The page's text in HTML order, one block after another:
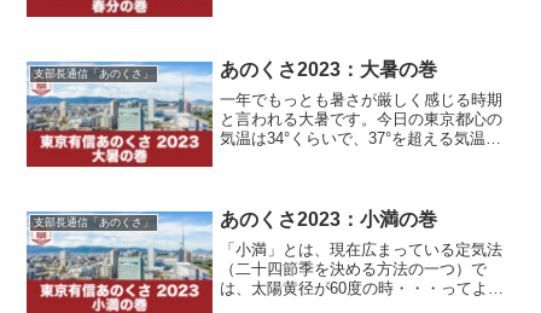
うか。気がつけば、あっとい...
支部長通信「あのくさ」 あのくさ2023：大暑の巻
一年でもっとも暑さが厳しく感じる時期
と言われる大暑です。今日の東京都心の
気温は34°くらいで、37°を超える気温と
で、一年で一番楽しい気...
支部長通信「あのくさ」 あのくさ2023：小満の巻
「小満」とは、現在広まっている定気法
（二十四節季を決める方法の一つ）で
は、太陽黄径が60度の時・・・ってよく